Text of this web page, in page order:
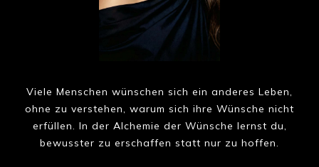
Viele Menschen wünschen sich ein anderes Leben,
ohne zu verstehen, warum sich ihre Wünsche nicht
erfüllen. In der Alchemie der Wünsche lernst du,
bewusster zu erschaffen statt nur zu hoffen.